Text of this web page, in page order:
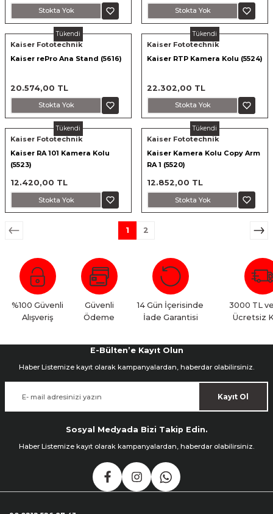
Stokta Yok Stokta Yok
Tükendi
Kaiser Fototechnik
Kaiser rePro Ana Stand (5616)
20.574,00 TL
Stokta Yok
Tükendi
Kaiser Fototechnik
Kaiser RTP Kamera Kolu (5524)
22.302,00 TL
Stokta Yok
Tükendi
Kaiser Fototechnik
Kaiser RA 101 Kamera Kolu
(5523)
12.420,00 TL
Stokta Yok
Tükendi
Kaiser Fototechnik
Kaiser Kamera Kolu Copy Arm
RA 1 (5520)
12.852,00 TL
Stokta Yok
1 2
%100 Güvenli
Alışveriş
Güvenli
Ödeme
14 Gün İçerisinde
İade Garantisi
3000 TL
Ücretsiz
E-Bülten’e Kayıt Olun
Haber Listemize kayıt olarak kampanyalardan, haberdar olabilirsiniz.
Kayıt Ol
Sosyal Medyada Bizi Takip Edin.
Haber Listemize kayıt olarak kampanyalardan, haberdar olabilirsiniz.